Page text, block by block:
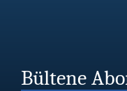
Bültene